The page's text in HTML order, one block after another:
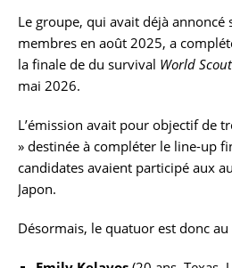
Le groupe, qui avait déjà annoncé
membres en août 2025, a
la finale de du survival World
mai 2026.
L’émission avait pour objectif de
» destinée à compléter le line-up
candidates avaient participé aux
Japon.
Désormais, le quatuor est donc